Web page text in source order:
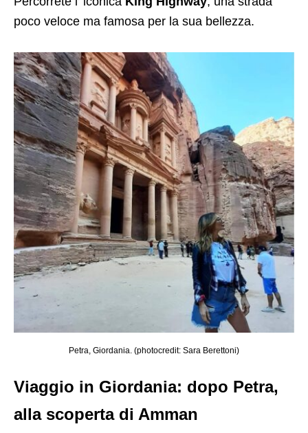
poco veloce ma famosa per la sua bellezza.
Petra, Giordania. (photocredit: Sara Berettoni)
Viaggio in Giordania: dopo Petra,
alla scoperta di Amman